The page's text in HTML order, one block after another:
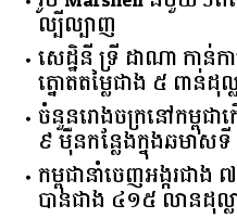
ល្បីល្បាញ
សេដ្ឋិនី ទ្រី ដាណា កាន់
ត្នោតតម្លៃជាង ៥ ពាន់ដុល្
ចំនួន​រោងចក្រ​នៅ​កម្ពុជា​ក
៩​ ​ម៉ឺន​កន្លែង​ក្នុង​ឆមាស​
កម្ពុជានាំចេញអង្ករជ
បានជាង ៤១៥ លានដុល្ល